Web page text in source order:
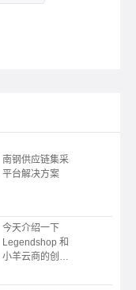
南钢供应链集采
平台解决方案
今天介绍一下
Legendshop 和
小羊云商的创始